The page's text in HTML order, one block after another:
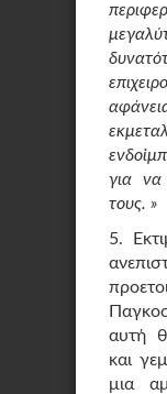
για να
τους. »
5.
αυτή
και
μια